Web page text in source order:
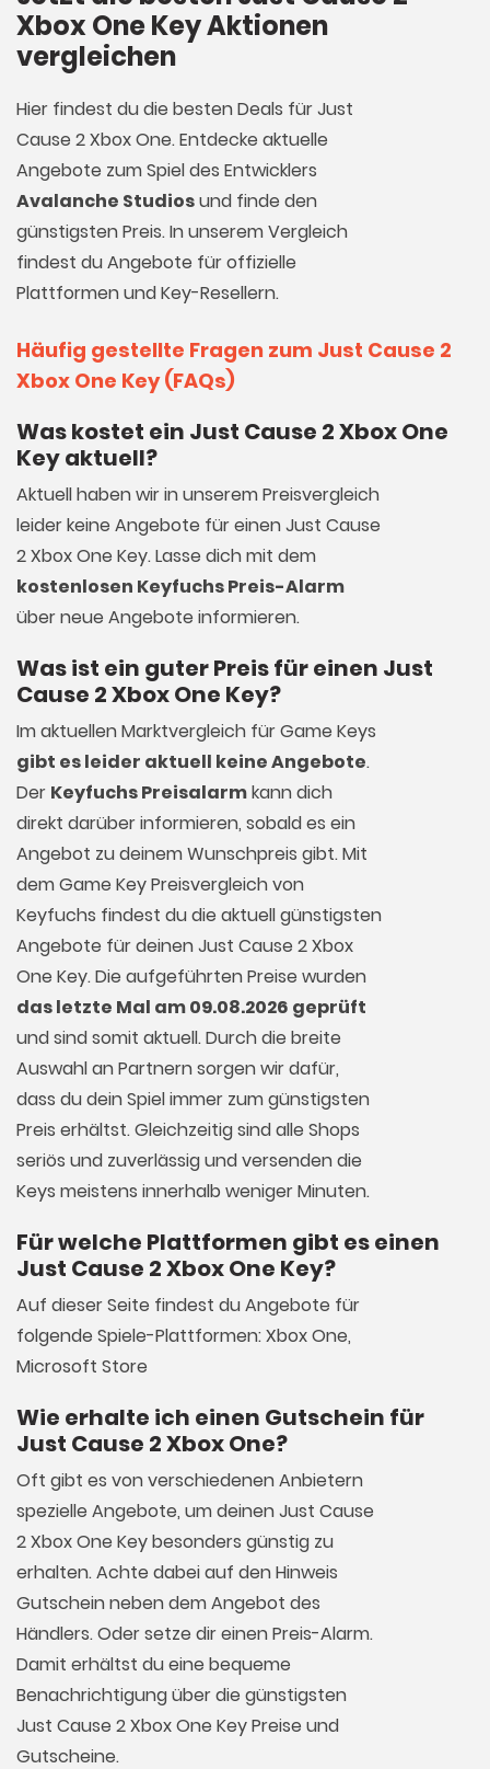
Xbox One Key Aktionen
vergleichen
Hier findest du die besten Deals für Just
Cause 2 Xbox One. Entdecke aktuelle
Angebote zum Spiel des Entwicklers
Avalanche Studiosund finde den
günstigsten Preis. In unserem Vergleich
findest du Angebote für offizielle
Plattformen und Key-Resellern.
Häufig gestellte Fragen zum Just Cause 2
Xbox One Key (FAQs)
Was kostet ein Just Cause 2 Xbox One
Key aktuell?
Aktuell haben wir in unserem Preisvergleich
leider keine Angebote für einen Just Cause
2 Xbox One Key. Lasse dich mit dem
kostenlosen Keyfuchs Preis-Alarm
über neue Angebote informieren.
Was ist ein guter Preis für einen Just
Cause 2 Xbox One Key?
Im aktuellen Marktvergleich fürGame Keys
gibt es leider aktuell keine Angebote.
Der Keyfuchs Preisalarmkann dich
direkt darüber informieren, sobald es ein
Angebot zu deinem Wunschpreis gibt. Mit
dem Game Key Preisvergleich von
Keyfuchs findest du die aktuell günstigsten
Angebote für deinen Just Cause 2 Xbox
One Key. Die aufgeführten Preise wurden
das letzte Mal am 09.08.2026 geprüft
und sind somit aktuell. Durch die breite
Auswahl an Partnern sorgen wir dafür,
dass du dein Spiel immer zum günstigsten
Preis erhältst. Gleichzeitig sind alle Shops
seriös und zuverlässig und versenden die
Keys meistens innerhalb weniger Minuten.
Für welche Plattformen gibt es einen
Just Cause 2 Xbox One Key?
Auf dieser Seite findest du Angebote für
folgende Spiele-Plattformen: Xbox One,
Microsoft Store
Wie erhalte ich einen Gutschein für
Just Cause 2 Xbox One?
Oft gibt es von verschiedenen Anbietern
spezielle Angebote, um deinen Just Cause
2 Xbox One Key besonders günstig zu
erhalten. Achte dabei auf den Hinweis
Gutschein neben dem Angebot des
Händlers. Oder setze dir einen Preis-Alarm.
Damit erhältst du eine bequeme
Benachrichtigung über die günstigsten
Just Cause 2 Xbox One Key Preise und
Gutscheine.